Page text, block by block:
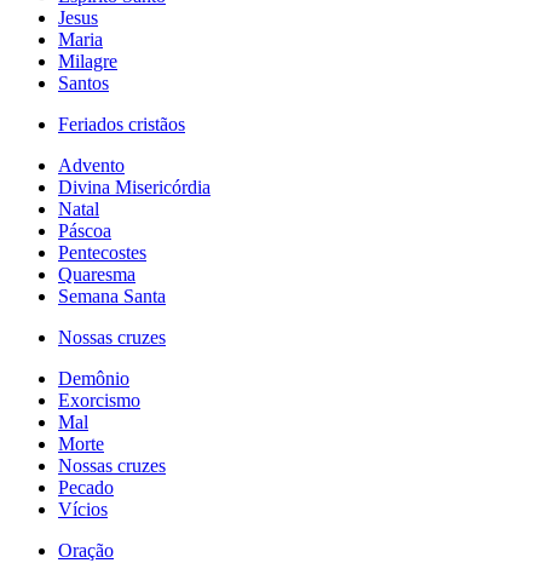
Jesus
Maria
Milagre
Santos
Feriados cristãos
Advento
Divina Misericórdia
Natal
Páscoa
Pentecostes
Quaresma
Semana Santa
Nossas cruzes
Demônio
Exorcismo
Mal
Morte
Nossas cruzes
Pecado
Vícios
Oração